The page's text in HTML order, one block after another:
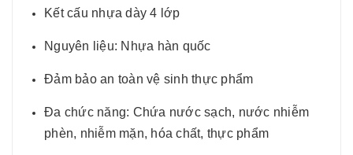
Kết cấu nhựa dày 4 lớp
Nguyên liệu: Nhựa hàn quốc
Đảm bảo an toàn vệ sinh thực phẩm
Đa chức năng: Chứa nước sạch, nước nhiễm
phèn, nhiễm mặn, hóa chất, thực phẩm